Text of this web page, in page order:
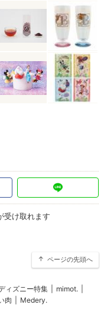
受け取れます
ページの先頭へ
ィズニー特集 mimot.
肉 Medery.